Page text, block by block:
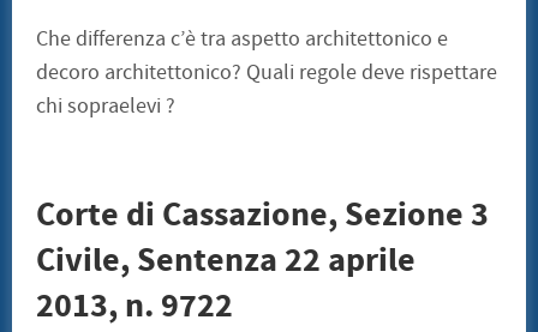
Che differenza c’è tra aspetto architettonico e
decoro architettonico? Quali regole deve rispettare
chi sopraelevi ?
Corte di Cassazione, Sezione 3
Civile, Sentenza 22 aprile
2013, n. 9722